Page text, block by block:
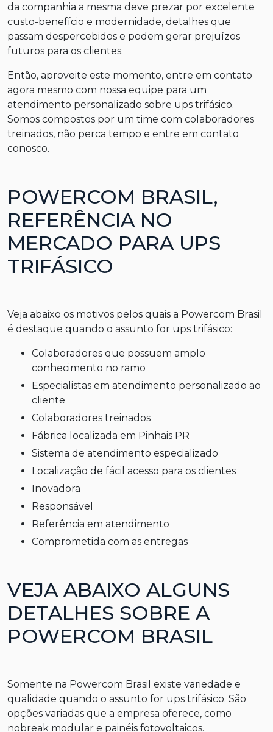
da companhia a mesma deve prezar por excelente
custo-benefício e modernidade, detalhes que
passam despercebidos e podem gerar prejuízos
futuros para os clientes.
Então, aproveite este momento, entre em contato
agora mesmo com nossa equipe para um
atendimento personalizado sobre ups trifásico.
Somos compostos por um time com colaboradores
treinados, não perca tempo e entre em contato
conosco.
POWERCOM BRASIL,
REFERÊNCIA NO
MERCADO PARA UPS
TRIFÁSICO
Veja abaixo os motivos pelos quais a Powercom Brasil
é destaque quando o assunto for ups trifásico:
colaboradores que possuem amplo
conhecimento no ramo
especialistas em atendimento personalizado ao
cliente
colaboradores treinados
fábrica localizada em Pinhais PR
sistema de atendimento especializado
localização de fácil acesso para os clientes
inovadora
responsável
referência em atendimento
comprometida com as entregas
VEJA ABAIXO ALGUNS
DETALHES SOBRE A
POWERCOM BRASIL
Somente na Powercom Brasil existe variedade e
qualidade quando o assunto for ups trifásico. São
opções variadas que a empresa oferece, como
nobreak modular e painéis fotovoltaicos.